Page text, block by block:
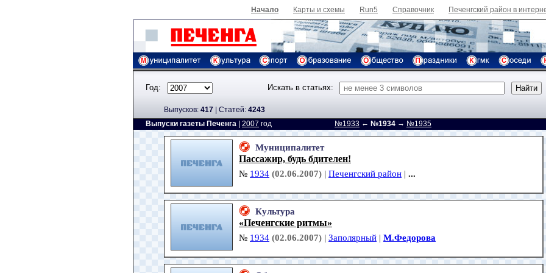
Начало Карты и схемы Run5 Справочник Печенгский район в
Год: Искать в статьях:
Выпусков: 417 | Cтатей: 4243
Выпуски газеты Печенга
2007 год №1933 ← №1934 → №1935
Муниципалитет
Пассажир, будь бдителен!
№ 1934 (02.06.2007) | Печенгский район | ...
Культура
«Печенгские ритмы»
№ 1934 (02.06.2007) | Заполярный | М.Федорова